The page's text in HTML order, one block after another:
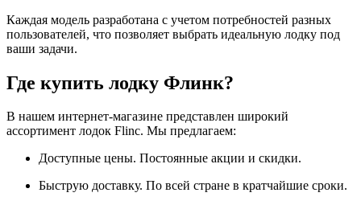
Каждая модель разработана с учетом потребностей разных
пользователей, что позволяет выбрать идеальную лодку под
ваши задачи.
Где купить лодку Флинк?
В нашем интернет-магазине представлен широкий
ассортимент лодок Flinc. Мы предлагаем:
Доступные цены. Постоянные акции и скидки.
Быструю доставку. По всей стране в кратчайшие сроки.